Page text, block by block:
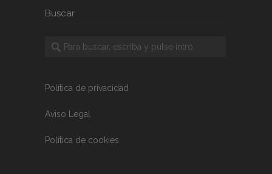
Buscar
Política de privacidad
Aviso Legal
Política de cookies